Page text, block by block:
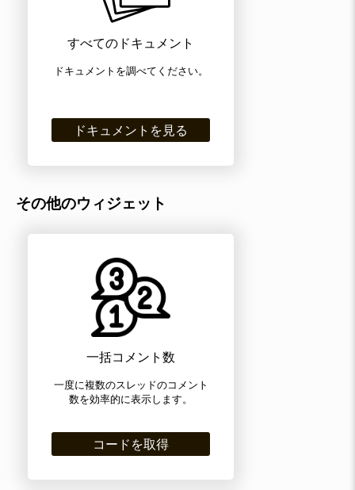
すべてのドキュメント
ドキュメントを調べてください。
ドキュメントを見る
その他のウィジェット
一括コメント数
一度に複数のスレッドのコメント
数を効率的に表示します。
コードを取得